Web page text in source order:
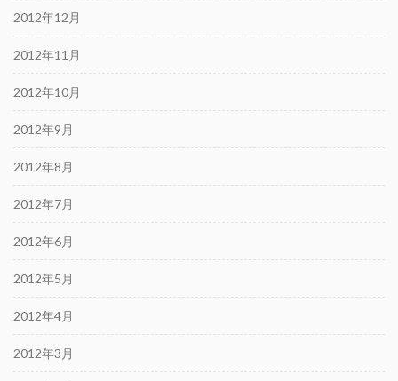
2012年12月
2012年11月
2012年10月
2012年9月
2012年8月
2012年7月
2012年6月
2012年5月
2012年4月
2012年3月